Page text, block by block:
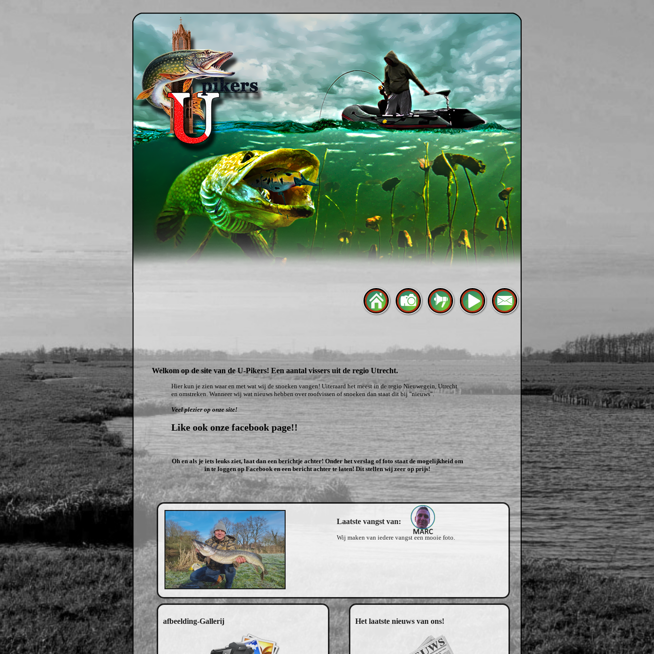
Welkom op de site van de U-Pikers! Een aantal vissers uit de regio Utrecht.
Hier kun je zien waar en met wat wij de snoeken vangen! Uiteraard het meest in de regio Nieuwegein, Utrecht
en omstreken. Wanneer wij wat nieuws hebben over roofvissen of snoeken dan staat dit bij "nieuws".
Veel plezier op onze site!
Like ook onze facebook page!!
Oh en als je iets leuks ziet, laat dan een berichtje achter! Onder het verslag of foto staat de mogelijkheid om
in te loggen op Facebook en een bericht achter te laten! Dit stellen wij zeer op prijs!
Laatste vangst van:
Wij maken van iedere vangst een mooie foto.
afbeelding-Gallerij Het laatste nieuws van ons!